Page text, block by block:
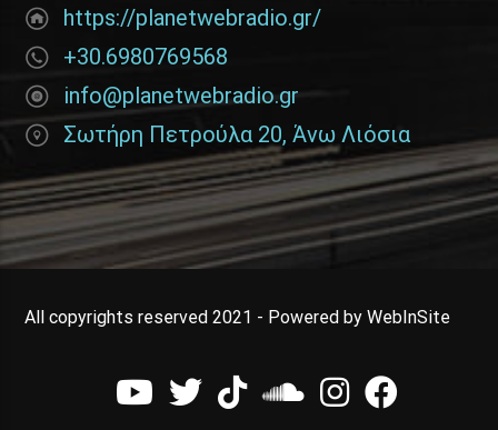
https://planetwebradio.gr/
+30.6980769568
info@planetwebradio.gr
Σωτήρη Πετρούλα 20, Άνω Λιόσια
All copyrights reserved 2021 - Powered by WebInSite